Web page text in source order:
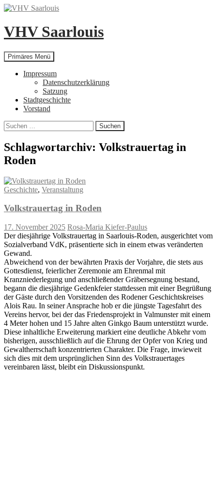
Zum
springen
VHV Saarlouis
Suchen
Primäres Menü
Impressum
Datenschutzerklärung
Satzung
Stadtgeschichte
Vorstand
Suchen
nach:
Schlagwortarchiv: Volkstrauertag in
Roden
Geschichte, Veranstaltung
Volkstrauertag in Roden
17. November 2025 Rosa-Maria Kiefer-Paulus
Der diesjährige Volkstrauertag in Saarlouis-Roden, ausgerichtet vom
Sozialverband VdK, präsentierte sich in einem etwas veränderten
Gewand.
Abweichend von der bewährten Praxis der Vorjahre, die stets aus
Gottesdienst, feierlicher Zeremonie am Ehrenmal mit
Kranzniederlegung und anschließender Gräbersegnung bestand,
begann die diesjährige Gedenkfeier stattdessen mit einer Begrüßung
der Gäste durch den Vorsitzenden des Rodener Geschichtskreises
Alois Rau. In seiner Ansprache hob er die jüngste Tagesfahrt des
Vereins hervor, bei der das Friedensprojekt in Valmunster mit einem
4 Meter hohen und 15 Jahre alten Ginkgo Baum unterstützt wurde.
Diese inhaltliche Erweiterung markiert eine deutliche Abkehr vom
bisherigen, ausschließlich auf die Ehrung der Opfer von Krieg und
Gewaltherrschaft konzentrierten Charakter. Die Frage, inwieweit
sich dies mit dem ursprünglichen Sinn des Volkstrauertages
vereinbaren lässt, bleibt ein Diskussionspunkt.